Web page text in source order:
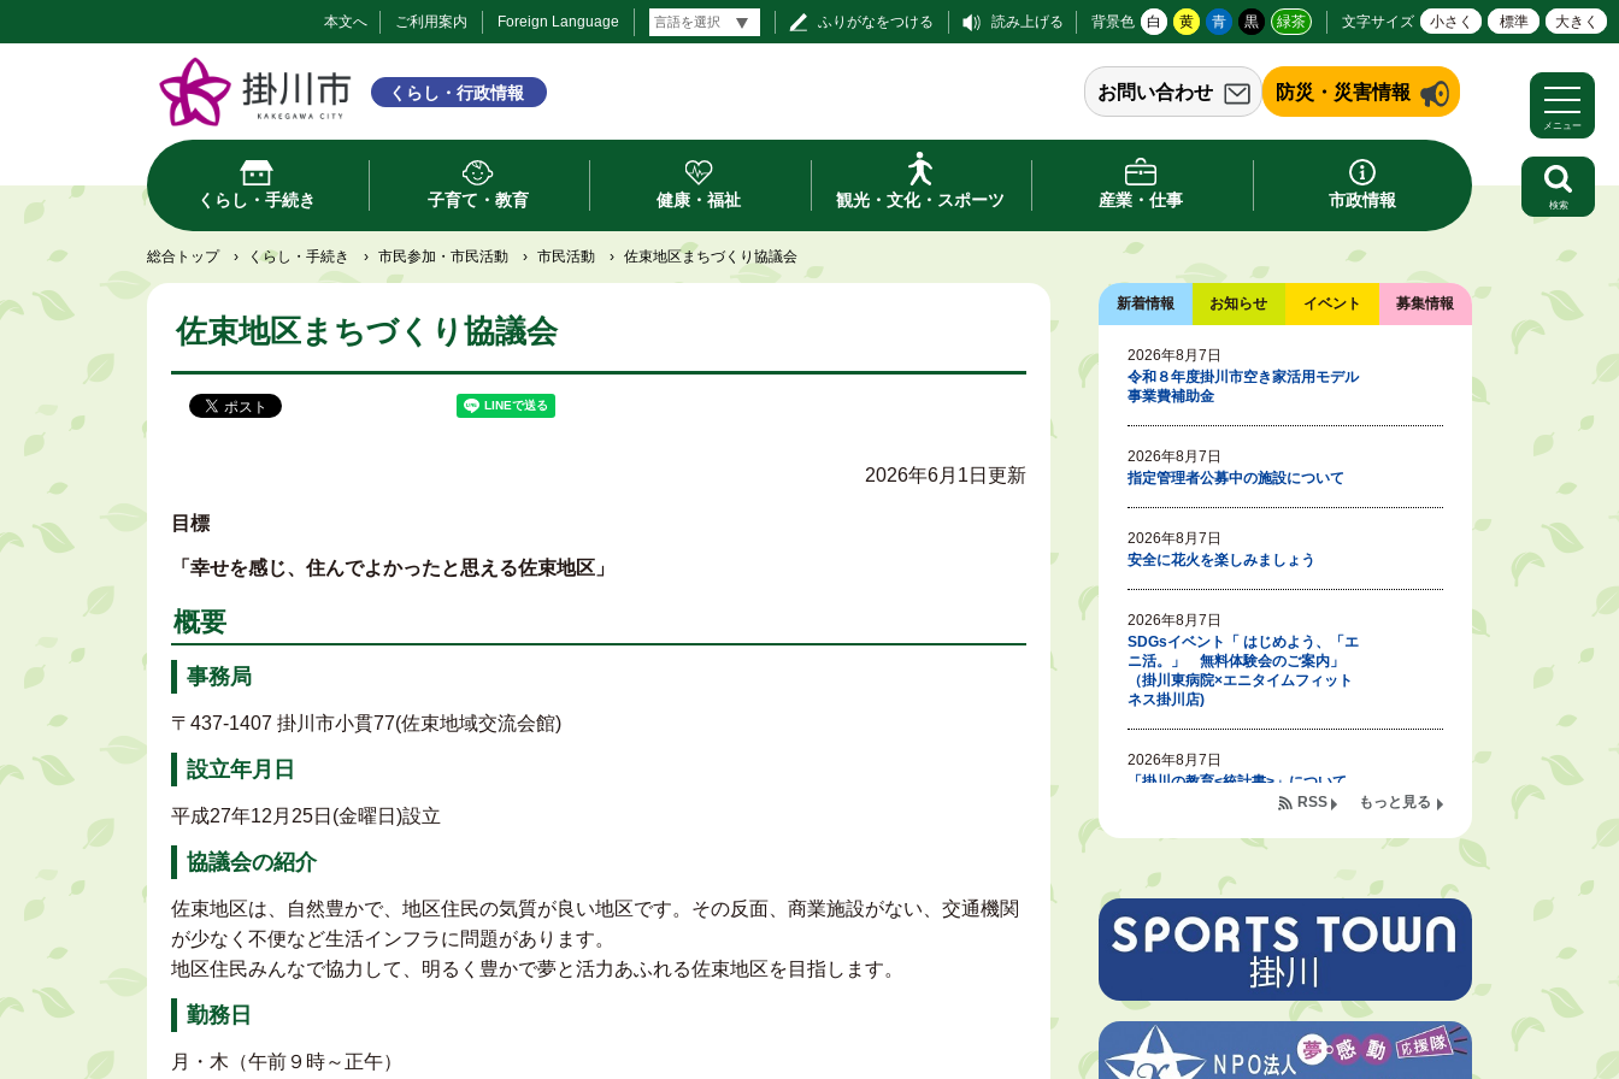
本文へ ご利用案内 Foreign Language ふりがなをつける 読み上げる 背景色 白 黄 青 黒 緑茶 文字サイズ 小さく 標準 大きく
くらし・行政情報 お問い合わせ 防災・災害情報
くらし・手続き 子育て・教育 健康・福祉 観光・文化・スポーツ 産業・仕事 市政情報
メニュー
検索
総合トップ › くらし・手続き › 市民参加・市民活動 › 市民活動 › 佐束地区まちづくり協議会
佐束地区まちづくり協議会
2026年6月1日更新
目標
「幸せを感じ、住んでよかったと思える佐束地区」
概要
事務局
〒437-1407 掛川市小貫77(佐束地域交流会館)
設立年月日
平成27年12月25日(金曜日)設立
協議会の紹介
佐束地区は、自然豊かで、地区住民の気質が良い地区です。その反面、商業施設がない、交通機関
が少なく不便など生活インフラに問題があります。
地区住民みんなで協力して、明るく豊かで夢と活力あふれる佐束地区を目指します。
勤務日
月・木（午前９時～正午）
新着情報 お知らせ イベント 募集情報
2026年8月7日
令和８年度掛川市空き家活用モデル
事業費補助金
2026年8月7日
指定管理者公募中の施設について
2026年8月7日
安全に花火を楽しみましょう
2026年8月7日
SDGsイベント「 はじめよう、「エ
ニ活。」 無料体験会のご案内」
（掛川東病院×エニタイムフィット
ネス掛川店)
2026年8月7日
「掛川の教育<統計書>」について
2026年8月6日
館、大須賀中央公民館）講座のお知
らせ
熱中症対策「クーリングシェルタ
ー」の設置について
2026年8月6日
もっと見る
RSS